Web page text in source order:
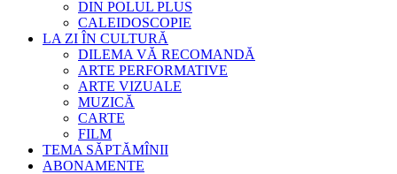
DIN POLUL PLUS
CALEIDOSCOPIE
LA ZI ÎN CULTURĂ
DILEMA VĂ RECOMANDĂ
ARTE PERFORMATIVE
ARTE VIZUALE
MUZICĂ
CARTE
FILM
TEMA SĂPTĂMÎNII
ABONAMENTE